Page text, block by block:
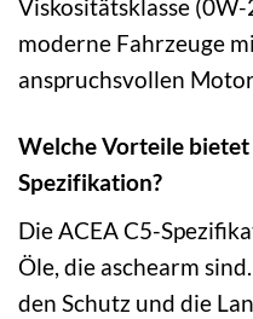
Viskositätsklasse
moderne Fahrzeuge
anspruchsvollen
Welche Vorteile bietet
Spezifikation?
Die ACEA C5-
Öle, die aschearm
den Schutz und die